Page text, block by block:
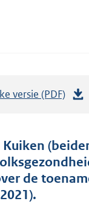
versie (PDF)
t
a
n
de